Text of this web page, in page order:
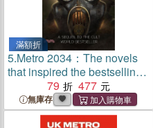
滿額折
5.Metro 2034：The novels
that inspired the bestselling
79 477
無庫存